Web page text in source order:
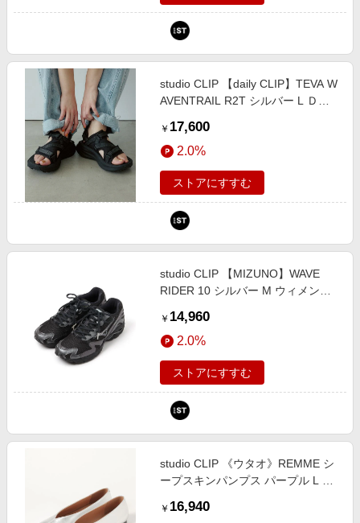
studio CLIP 【daily CLIP】TEVA W
AVENTRAIL R2T シルバー L ＤＣ
865886 and ST アンドエスティ
（旧ドットエスティ）
￥ 17,600
2.0%
ストアにすすむ
studio CLIP 【MIZUNO】WAVE
RIDER 10 シルバー M ウィメンズ
and ST アンドエスティ（旧ドット
エスティ）
￥ 14,960
2.0%
ストアにすすむ
studio CLIP 《ウタオ》REMME シ
ープスキンパンプス パープル L ス
149545 and ST アンドエスティ
￥ 16,940